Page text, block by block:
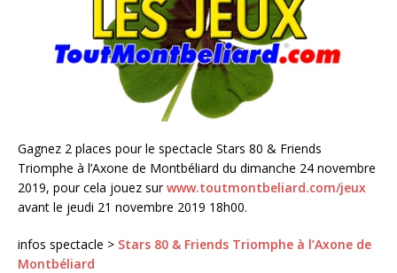
Gagnez 2 places pour le spectacle Stars 80 & Friends
Triomphe à l’Axone de Montbéliard du dimanche 24 novembre
2019, pour cela jouez surwww.toutmontbeliard.com/jeux
avant le jeudi 21 novembre 2019 18h00.
infos spectacle > Stars 80 & Friends Triomphe à l’Axone de
Montbéliard